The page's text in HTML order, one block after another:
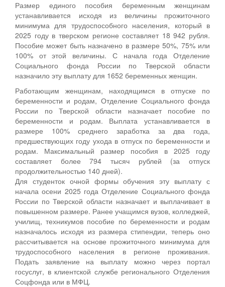
Размер единого пособия беременным женщинам
устанавливается исходя из величины прожиточного
минимума для трудоспособного населения, который в
2025 году в тверском регионе составляет 18 942 рубля.
Пособие может быть назначено в размере 50%, 75% или
100% от этой величины. С начала года Отделение
Социального фонда России по Тверской области
назначило эту выплату для 1652 беременных женщин.
Работающим женщинам, находящимся в отпуске по
беременности и родам, Отделение Социального фонда
России по Тверской области назначает пособие по
беременности и родам. Выплата устанавливается в
размере 100% среднего заработка за два года,
предшествующих году ухода в отпуск по беременности и
родам. Максимальный размер пособия в 2025 году
составляет более 794 тысяч рублей (за отпуск
продолжительностью 140 дней).
Для студенток очной формы обучения эту выплату с
начала осени 2025 года Отделение Социального фонда
России по Тверской области назначает и выплачивает в
повышенном размере. Ранее учащимся вузов, колледжей,
училищ, техникумов пособие по беременности и родам
назначалось исходя из размера стипендии, теперь оно
рассчитывается на основе прожиточного минимума для
трудоспособного населения в регионе проживания.
Подать заявление на выплату можно через портал
госуслуг, в клиентской службе регионального Отделения
Соцфонда или в МФЦ.